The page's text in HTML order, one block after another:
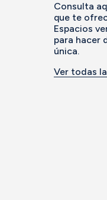
Consulta
que te
Espacios
para hacer
única.
Ver todas